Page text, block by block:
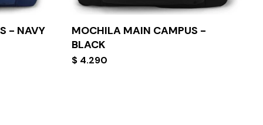
- NAVY
MOCHILA MAIN CAMPUS -
BLACK
$ 4.290